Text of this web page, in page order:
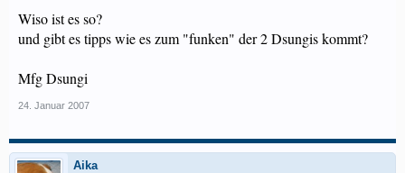
Wiso ist es so?
und gibt es tipps wie es zum "funken" der 2 Dsungis kommt?
Mfg Dsungi
24. Januar 2007
Aika